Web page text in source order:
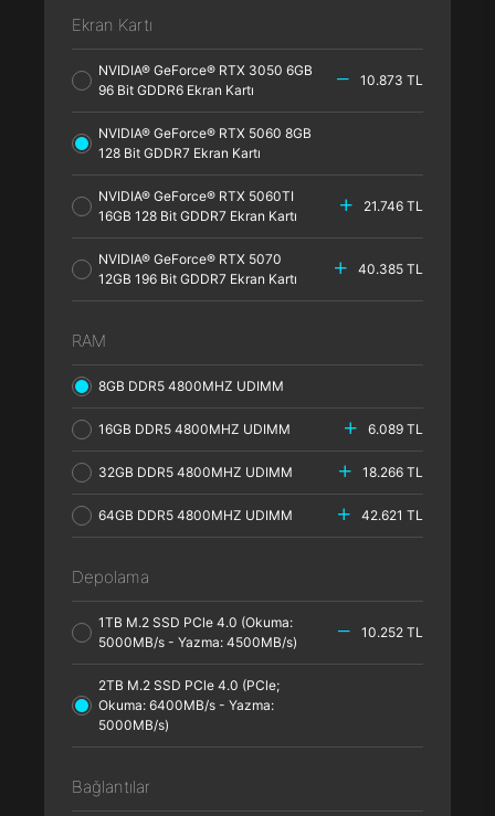
Ekran Kartı
NVIDIA® GeForce® RTX 3050 6GB
96 Bit GDDR6 Ekran Kartı
10.873 TL
NVIDIA® GeForce® RTX 5060 8GB
128 Bit GDDR7 Ekran Kartı
NVIDIA® GeForce® RTX 5060TI
16GB 128 Bit GDDR7 Ekran Kartı
21.746 TL
NVIDIA® GeForce® RTX 5070
12GB 196 Bit GDDR7 Ekran Kartı
40.385 TL
RAM
8GB DDR5 4800MHZ UDIMM
16GB DDR5 4800MHZ UDIMM 6.089 TL
32GB DDR5 4800MHZ UDIMM 18.266 TL
64GB DDR5 4800MHZ UDIMM 42.621 TL
Depolama
1TB M.2 SSD PCle 4.0 (Okuma:
5000MB/s - Yazma: 4500MB/s)
10.252 TL
2TB M.2 SSD PCle 4.0 (PCle;
Okuma: 6400MB/s - Yazma:
5000MB/s)
Bağlantılar